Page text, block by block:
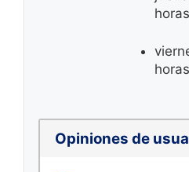
horas
horas
Opiniones de